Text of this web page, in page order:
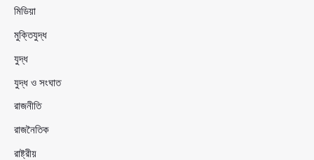
মিডিয়া
মুক্তিযুদ্ধ
যুদ্ধ
যুদ্ধ ও সংঘাত
রাজনীতি
রাজনৈতিক
রাষ্ট্রীয়